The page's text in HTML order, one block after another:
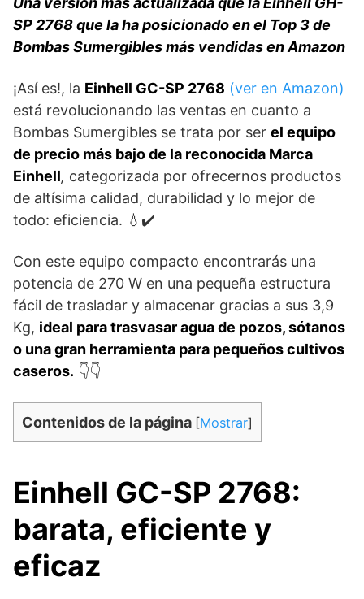
SP 2768 que la ha posicionado en el Top 3 de
Bombas Sumergibles más vendidas en Amazon
¡Así es!, la Einhell GC-SP 2768 (ver en Amazon)
está revolucionando las ventas en cuanto a
Bombas Sumergibles se trata por ser el equipo
de precio más bajo de la reconocida Marca
Einhell, categorizada por ofrecernos productos
de altísima calidad, durabilidad y lo mejor de
todo: eficiencia. 💧✔️
Con este equipo compacto encontrarás una
potencia de 270 W en una pequeña estructura
fácil de trasladar y almacenar gracias a sus 3,9
Kg, ideal para trasvasar agua de pozos, sótanos
o una gran herramienta para pequeños cultivos
caseros. 👇👇
Contenidos de la página [Mostrar]
Einhell GC-SP 2768:
barata, eficiente y
eficaz